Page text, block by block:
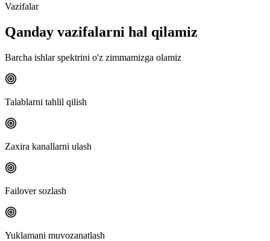
Vazifalar
Qanday vazifalarni hal qilamiz
Barcha ishlar spektrini o'z zimmamizga olamiz
Talablarni tahlil qilish
Zaxira kanallarni ulash
Failover sozlash
Yuklamani muvozanatlash